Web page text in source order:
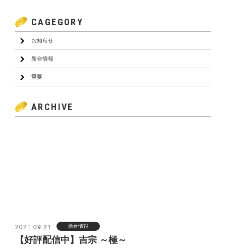
CAGEGORY
お知らせ
新台情報
重要
ARCHIVE
2021.09.21 新台情報
【好評配信中】吉宗 ～極～